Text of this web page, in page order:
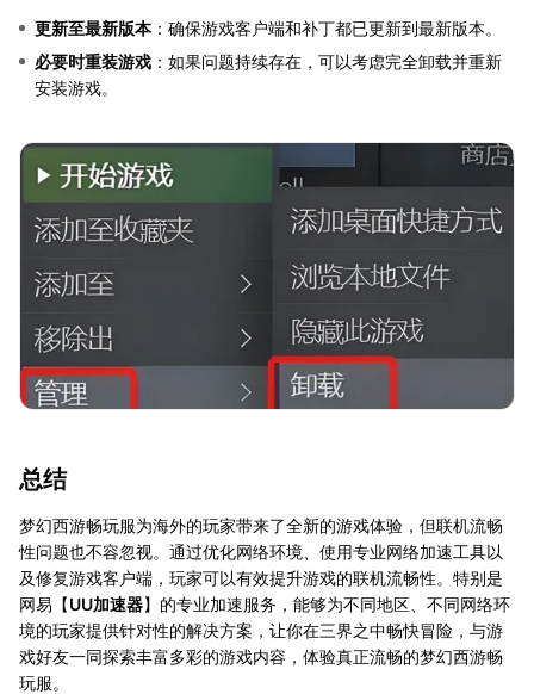
更新至最新版本：确保游戏客户端和补丁都已更新到最新版本。
必要时重装游戏 ：如果问题持续存在，可以考虑完全卸载并重新
安装游戏。
总结
梦幻西游畅玩服为海外的玩家带来了全新的游戏体验，但联机流畅
性问题也不容忽视。通过优化网络环境、使用专业网络加速工具以
及修复游戏客户端，玩家可以有效提升游戏的联机流畅性。特别是
网易【UU加速器】的专业加速服务，能够为不同地区、不同网络环
境的玩家提供针对性的解决方案，让你在三界之中畅快冒险，与游
戏好友一同探索丰富多彩的游戏内容，体验真正流畅的梦幻西游畅
玩服。